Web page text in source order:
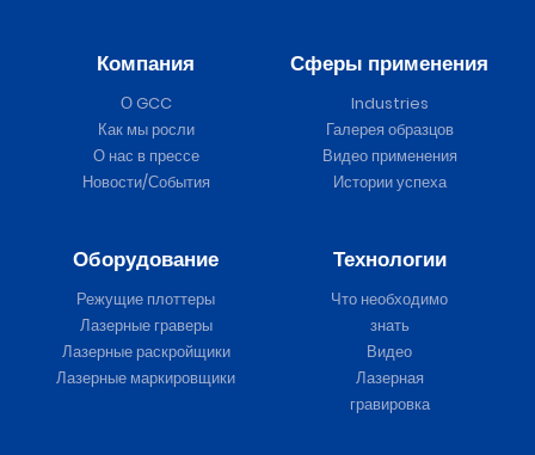
Компания
О GCC
Как мы росли
О нас в прессе
Новости/События
Сферы применения
Industries
Галерея образцов
Видео применения
Истории успеха
Оборудование
Режущие плоттеры
Лазерные граверы
Лазерные раскройщики
Лазерные маркировщики
Технологии
Что необходимо
знать
Видео
Лазерная
гравировка